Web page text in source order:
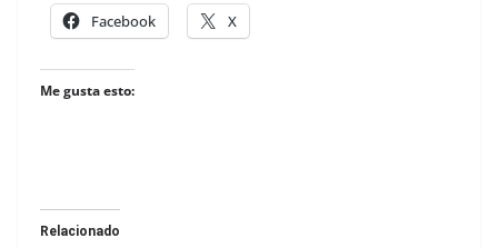
Facebook X
Me gusta esto:
Relacionado